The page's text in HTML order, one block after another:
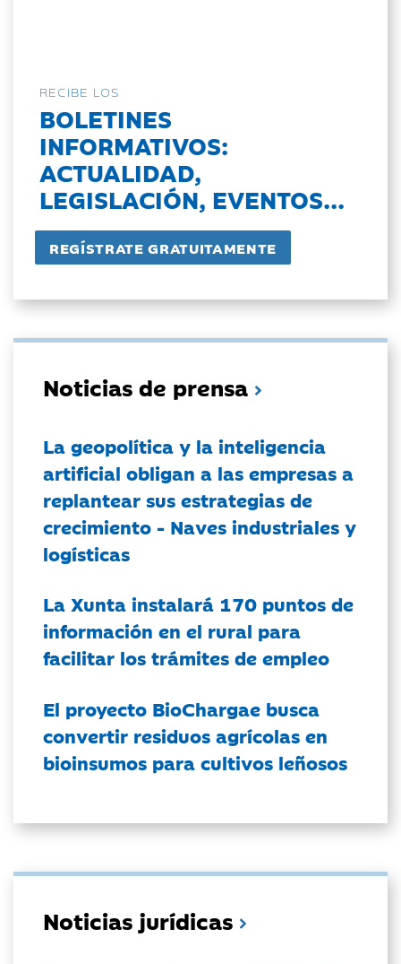
RECIBE LOS
BOLETINES
INFORMATIVOS:
ACTUALIDAD,
LEGISLACIÓN, EVENTOS...
Noticias de prensa
La geopolítica y la inteligencia
artificial obligan a las empresas a
replantear sus estrategias de
crecimiento - Naves industriales y
logísticas
La Xunta instalará 170 puntos de
información en el rural para
facilitar los trámites de empleo
El proyecto BioChargae busca
convertir residuos agrícolas en
bioinsumos para cultivos leñosos
Noticias jurídicas